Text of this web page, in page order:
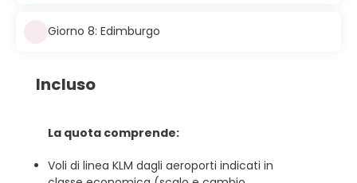
Giorno 8: Edimburgo
Incluso
La quota comprende:
Voli di linea KLM dagli aeroporti indicati in